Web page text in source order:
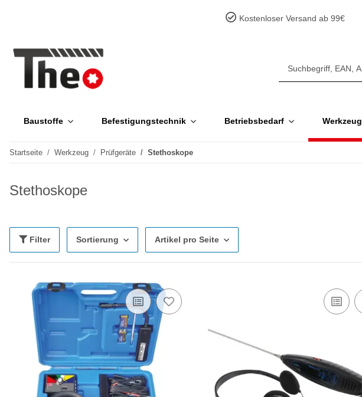
Kostenloser Versand ab 99€
Baustoffe Befestigungstechnik Betriebsbedarf Werkzeug
Startseite Werkzeug Prüfgeräte Stethoskope
Stethoskope
Filter Sortierung Artikel pro Seite